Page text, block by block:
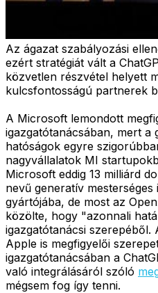
Az ágazat szabályozási
ezért stratégiát vált a
közvetlen részvétel helyett
kulcsfontosságú partnerek
A Microsoft lemondott
igazgatótanácsában, mert a
hatóságok egyre
nagyvállalatok MI
Microsoft eddig 13 milliárd
nevű generatív
gyártójába, de most az
közölte, hogy "azonnali
igazgatótanácsi szerepéből.
Apple is megfigyelői
igazgatótanácsában a
való integrálásáról szóló
mégsem fog így tenni.